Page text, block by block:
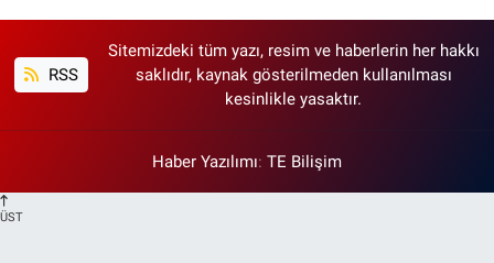
RSS
Sitemizdeki tüm yazı, resim ve haberlerin her hakkı
saklıdır, kaynak gösterilmeden kullanılması
kesinlikle yasaktır.
Haber Yazılımı: TE Bilişim
ÜST